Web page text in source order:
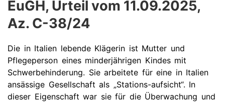
EuGH, Urteil vom 11.09.2025,
Az. C-38/24
Die in Italien lebende Klägerin ist Mutter und
Pflegeperson eines minderjährigen Kindes mit
Schwerbehinderung. Sie arbeitete für eine in Italien
ansässige Gesellschaft als „Stations-aufsicht“. In
dieser Eigenschaft war sie für die Überwachung und